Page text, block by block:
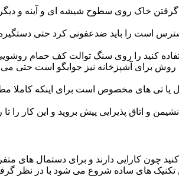
گرفتن خاک روی سطوح شیشه ای و آینه و
است را باید ضدعفونی کرد حتی دستگیره
کنید را روی سنگ توالت کف حمام
روش برای آشپزخانه نیز جوابگو است حتی
تی های مخصوص است برای اینکه کاملا
اتاق پذیرایی پیش بروید و این کار را تا
چون کارایی دارند و برای دستمال های
تکنیک های ساده شروع می شود با در نظر